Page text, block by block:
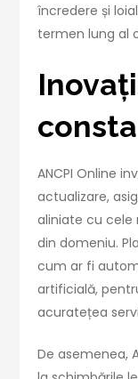
încredere și
termen lung al
ANCPI Online
actualizare,
aliniate cu cele
din domeniu.
cum ar fi
artificială,
acuratețea
De asemenea,